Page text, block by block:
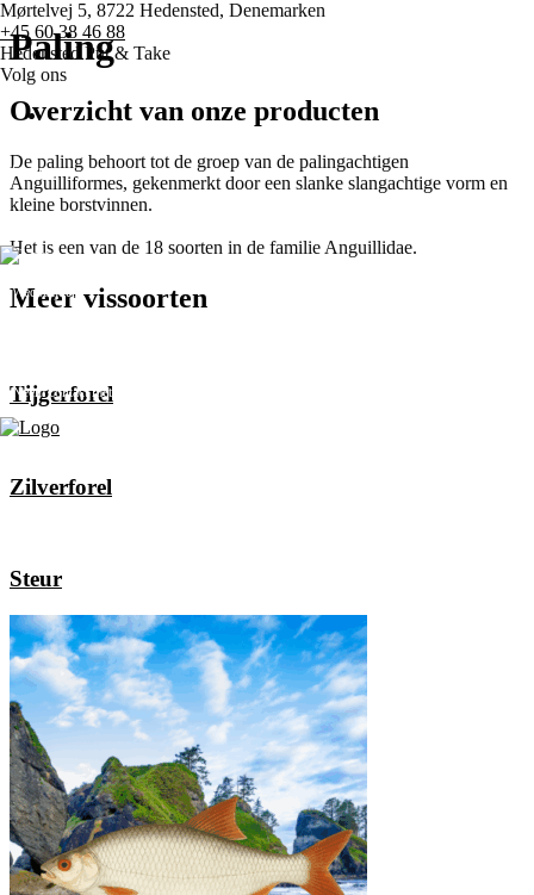
Mørtelvej 5, 8722 Hedensted, Denemarken
+45 60 38 46 88
Hedensted Put & Take
Volg ons
Startpagina
Wedstrijden
Neem contact met ons op
Paling
Overzicht van onze producten
De paling behoort tot de groep van de palingachtigen
Anguilliformes, gekenmerkt door een slanke slangachtige vorm en
kleine borstvinnen.
Het is een van de 18 soorten in de familie Anguillidae.
Meer vissoorten
Tijgerforel
Zilverforel
Steur